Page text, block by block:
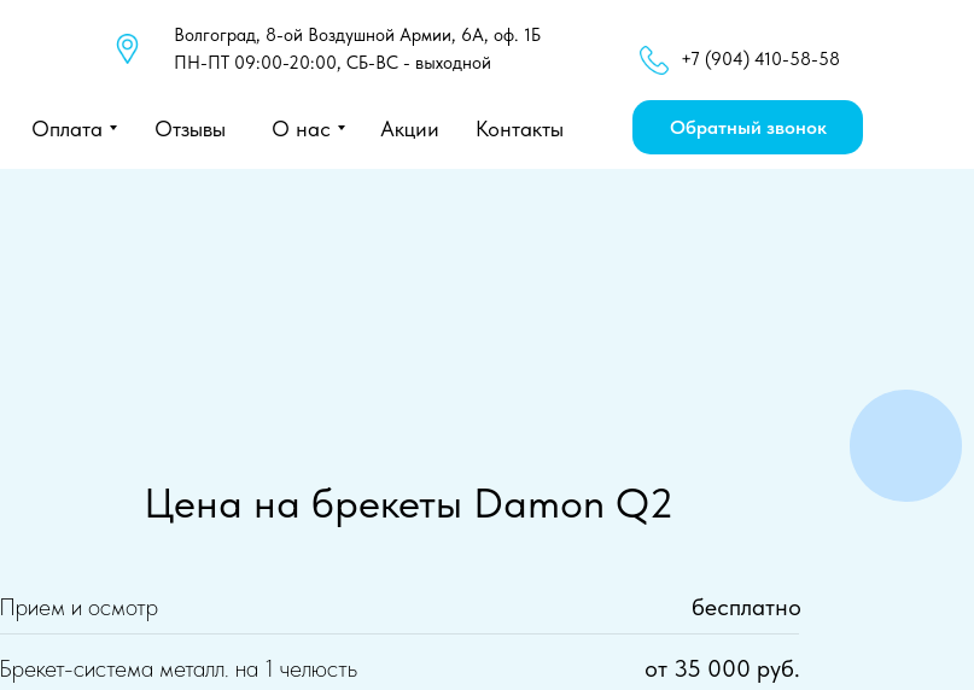
Волгоград, 8-ой Воздушной Армии, 6А, оф. 1Б
ПН-ПТ 09:00-20:00, СБ-ВС - выходной
Обратный звонок
О нас Акции Контакты
Оплата Отзывы
+7 (904) 410-58-58
Цена на брекеты Damon Q2
бесплатно
Прием и осмотр
от 35 000 руб.
Брекет-система металл. на 1 челюсть